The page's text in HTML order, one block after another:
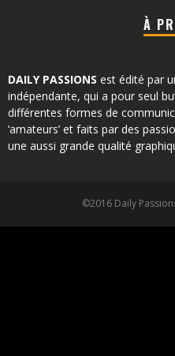
À
DAILY PASSIONS est édité par
indépendante, qui a pour seul
différentes formes de
‘amateurs’ et faits par des
une aussi grande qualité
©2016 Daily